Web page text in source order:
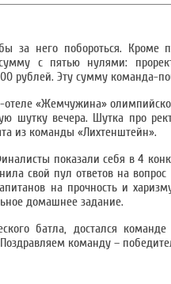
за него побороться.
с пятью нулями:
рублей. Эту сумму команда-
«Жемчужина»
вечера. Шутка про
из команды «Лихтенштейн».
показали себя в 4
свой пул ответов на
на прочность и
домашнее задание.
батла, достался
команду –